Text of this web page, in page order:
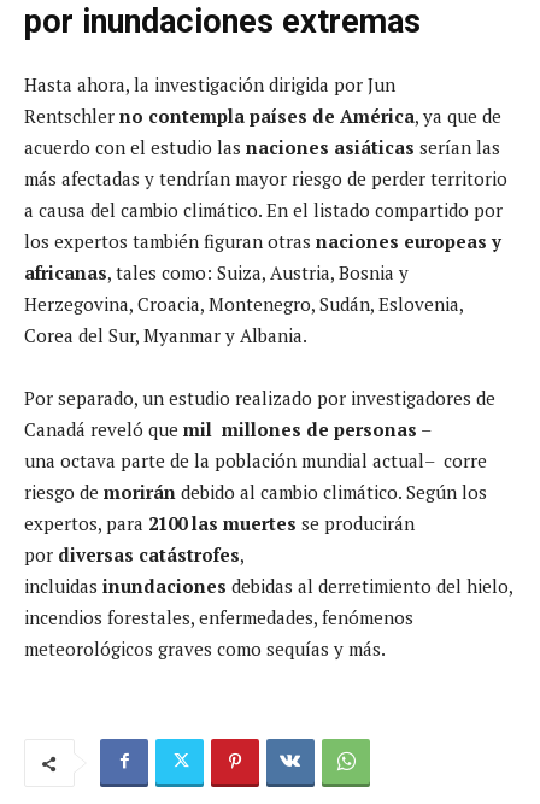
por inundaciones extremas
Hasta ahora, la investigación dirigida por Jun
Rentschler no contempla países de América, ya que de
acuerdo con el estudio las naciones asiáticas serían las
más afectadas y tendrían mayor riesgo de perder territorio
a causa del cambio climático. En el listado compartido por
los expertos también figuran otras naciones europeas y
africanas, tales como: Suiza, Austria, Bosnia y
Herzegovina, Croacia, Montenegro, Sudán, Eslovenia,
Corea del Sur, Myanmar y Albania.
Por separado, un estudio realizado por investigadores de
Canadá reveló que mil millones de personas –
una octava parte de la población mundial actual– corre
riesgo de morirán debido al cambio climático. Según los
expertos, para 2100 las muertes se producirán
por diversas catástrofes,
incluidas inundaciones debidas al derretimiento del hielo,
incendios forestales, enfermedades, fenómenos
meteorológicos graves como sequías y más.